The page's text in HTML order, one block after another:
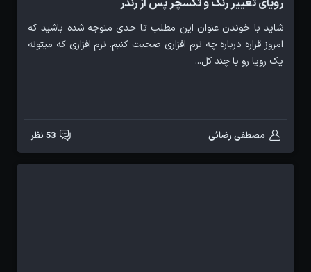
رویای تغییر رنگ و تکسچر پس از رندر
شاید با خوندن عنوان این مطلب تا حدی متوجه شده باشید که
امروز قراره درباره چه نرم افزاری صحبت کنیم. نرم افزاری که میتونه
یک رویا رو با چند کل...
مصطفی رضائی 53 نظر